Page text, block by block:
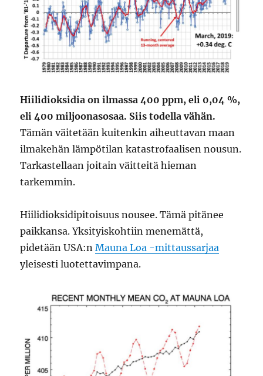
Hiilidioksidia on ilmassa 400 ppm, eli 0,04 %,
eli 400 miljoonasosaa. Siis todella vähän.
Tämän väitetään kuitenkin aiheuttavan maan
ilmakehän lämpötilan katastrofaalisen nousun.
Tarkastellaan joitain väitteitä hieman
tarkemmin.
Hiilidioksidipitoisuus nousee. Tämä pitänee
paikkansa. Yksityiskohtiin menemättä,
pidetään USA:nMauna Loa -mittaussarjaa
yleisesti luotettavimpana.